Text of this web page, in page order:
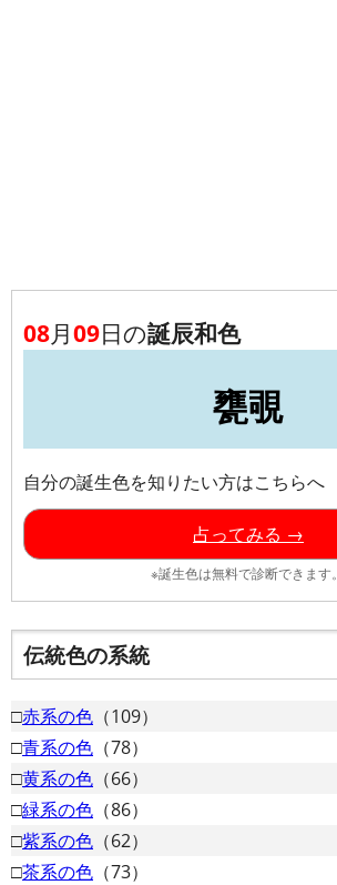
08月09日の誕辰和色
甕覗
自分の誕生色を知りたい方はこちらへ
占ってみる →
※誕生色は無料で診断できます。
伝統色の系統
□赤系の色 （109）
□青系の色 （78）
□黄系の色 （66）
□緑系の色 （86）
□紫系の色 （62）
□茶系の色 （73）